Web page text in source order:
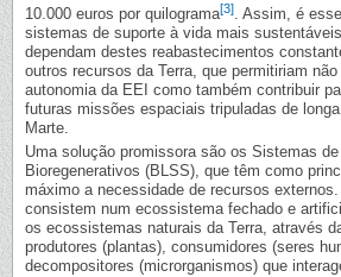
10.000 euros por quilograma[3]. Assim, é
sistemas de suporte à vida mais
dependam destes reabastecimentos
outros recursos da Terra, que permitiriam
autonomia da EEI como também contribuir
futuras missões espaciais tripuladas de
Marte.
Uma solução promissora são os Sistemas
Bioregenerativos (BLSS), que têm como
máximo a necessidade de recursos
consistem num ecossistema fechado e
os ecossistemas naturais da Terra, através
produtores (plantas), consumidores (seres
decompositores (microrganismos) que